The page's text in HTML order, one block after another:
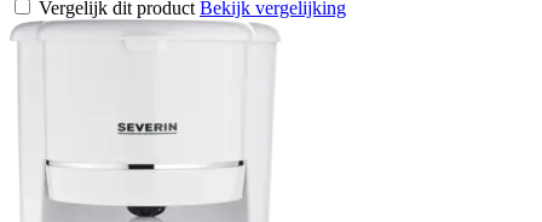
Vergelijk dit product Bekijk vergelijking